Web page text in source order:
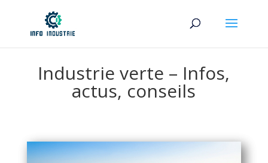
Industrie verte – Infos,
actus, conseils